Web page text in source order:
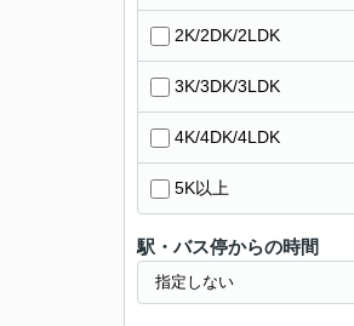
2K/2DK/2LDK
3K/3DK/3LDK
4K/4DK/4LDK
5K以上
駅・バス停からの時間